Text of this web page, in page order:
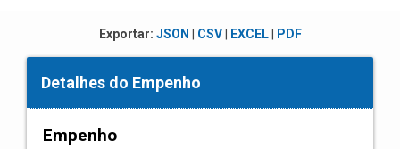
Exportar: JSON CSV| EXCEL| PDF
Detalhes do Empenho
Empenho